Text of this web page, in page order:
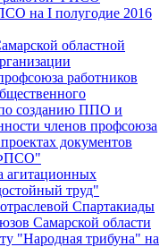
на I полугодие 2016
областной
работников
созданию ППО и
членов профсоюза
документов
ФПСО"
агитационных
труд"
Спартакиады
Самарской области
"Народная трибуна" на